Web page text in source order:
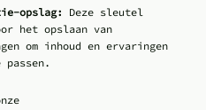
opslag:
Deze sleutel
het opslaan van
om inhoud en ervaringen
passen.